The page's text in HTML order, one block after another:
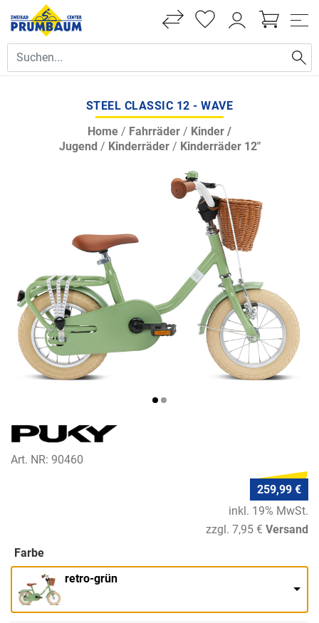
STEEL CLASSIC 12 - WAVE
Home / Fahrräder / Kinder /
Jugend / Kinderräder/ Kinderräder 12"
Art. NR: 90460
259,99 €
inkl. 19% MwSt.
zzgl. 7,95 € Versand
Farbe
retro-grün